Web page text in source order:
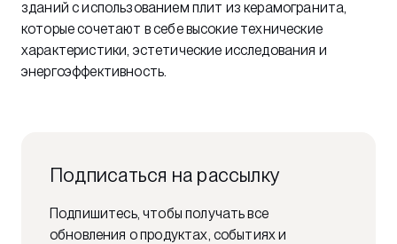
зданий с использованием плит из керамогранита,
которые сочетают в себе высокие технические
характеристики, эстетические исследования и
энергоэффективность.
Подписаться на рассылку
Подпишитесь, чтобы получать все
обновления о продуктах, событиях и